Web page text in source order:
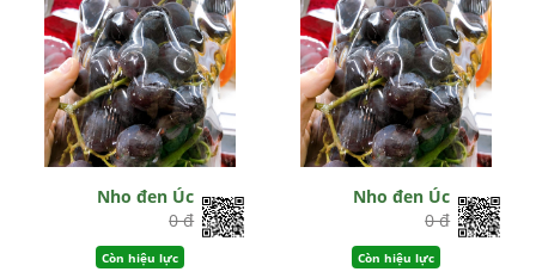
Nho đen Úc
0 đ
Còn hiệu lực
Nho đen Úc
0 đ
Còn hiệu lực